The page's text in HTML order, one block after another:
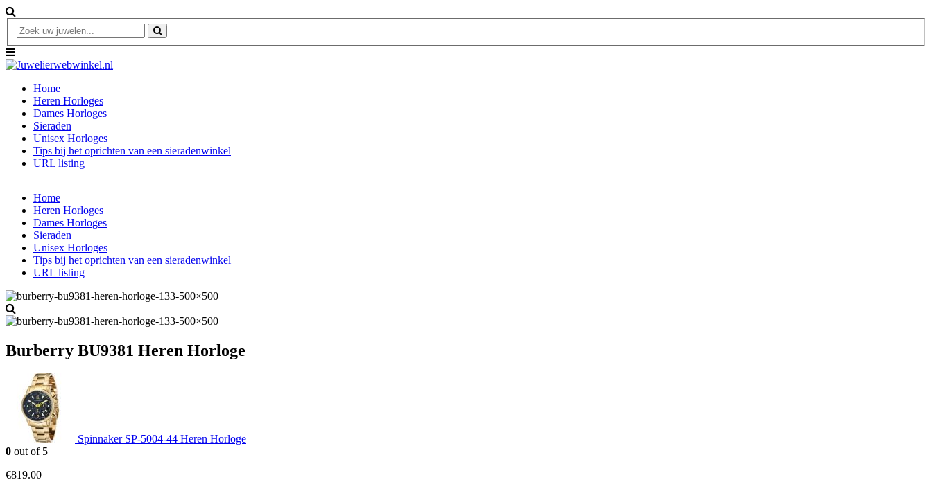
Home
Heren Horloges
Dames Horloges
Sieraden
Unisex Horloges
Tips bij het oprichten van een sieradenwinkel
URL listing
Home
Heren Horloges
Dames Horloges
Sieraden
Unisex Horloges
Tips bij het oprichten van een sieradenwinkel
URL listing
Burberry BU9381 Heren Horloge
Spinnaker SP-5004-44 Heren Horloge
0 out of 5
€819.00